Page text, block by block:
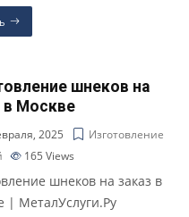
шнеков на
в Москве
2025
Изготовление
165Views
шнеков на заказ в
| МеталУслуги.Ру